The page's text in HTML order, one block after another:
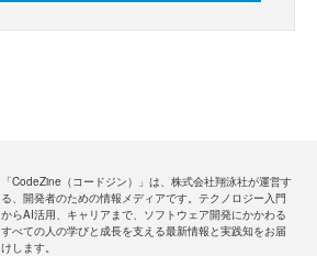
「CodeZine（コードジン）」は、株式会社翔泳社が運営す
る、開発者のための情報メディアです。テクノロジー入門
からAI活用、キャリアまで、ソフトウェア開発にかかわる
すべての人の学びと成長を支える最新情報と実践知をお届
けします。